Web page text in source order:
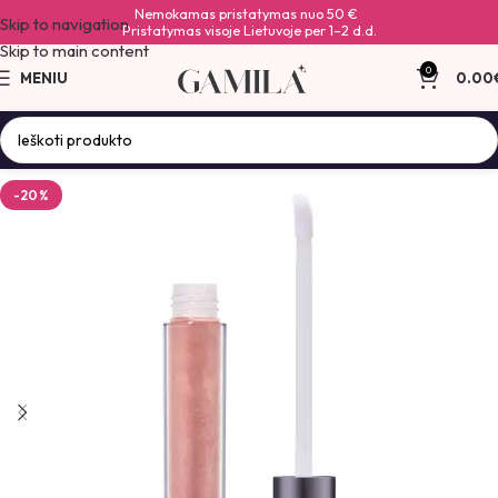
Skip to navigation
Skip to main content
Nemokamas pristatymas nuo 50 €
Pristatymas visoje Lietuvoje per 1–2 d.d.
MENIU 0 0.00
-20%